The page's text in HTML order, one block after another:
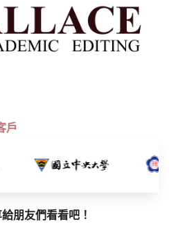
戶
朋友們看看吧！